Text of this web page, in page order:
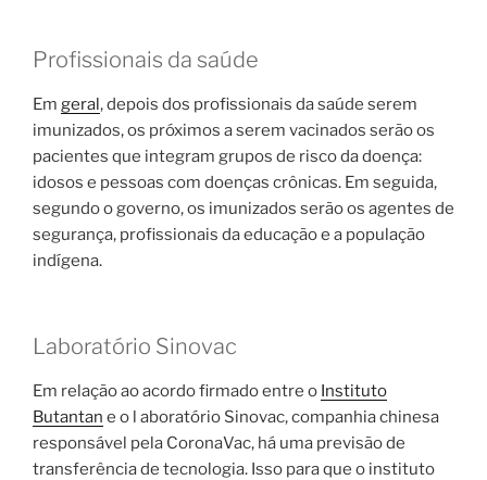
Profissionais da saúde
Em geral, depois dos profissionais da saúde serem
imunizados, os próximos a serem vacinados serão os
pacientes que integram grupos de risco da doença:
idosos e pessoas com doenças crônicas. Em seguida,
segundo o governo, os imunizados serão os agentes de
segurança, profissionais da educação e a população
indígena.
Laboratório Sinovac
Em relação ao acordo firmado entre o Instituto
Butantan e o l aboratório Sinovac, companhia chinesa
responsável pela CoronaVac, há uma previsão de
transferência de tecnologia. Isso para que o instituto